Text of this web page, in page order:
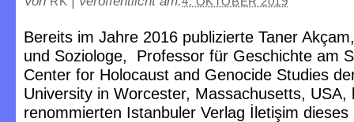
Bereits im Jahre 2016 publizierte Taner
und Soziologe, Professor für Geschichte am
Center for Holocaust and Genocide Studies
University in Worcester, Massachusetts, USA,
renommierten Istanbuler Verlag İletişim dieses